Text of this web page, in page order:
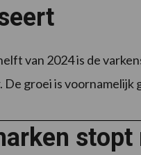
van 2024 is de
De groei is